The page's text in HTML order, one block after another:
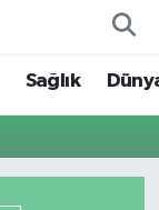
Sağlık